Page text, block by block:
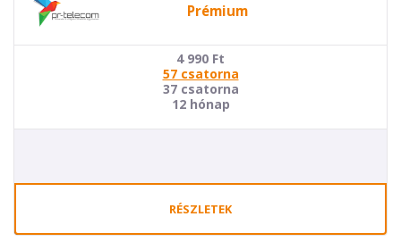
Prémium
4 990 Ft
57 csatorna
37 csatorna
12 hónap
RÉSZLETEK